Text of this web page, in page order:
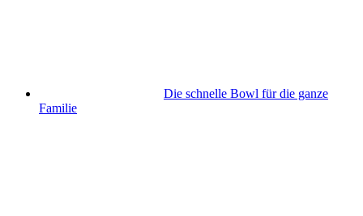
Die schnelle Bowl für die ganze
Familie